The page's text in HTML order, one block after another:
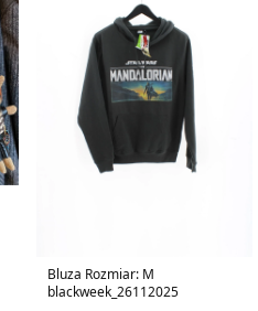
Bluza Rozmiar: M
blackweek_26112025